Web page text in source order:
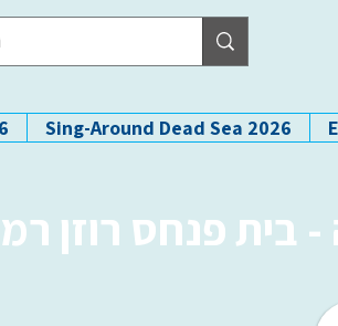
Sing-Around Dead Sea 2026
פנחס רוזן רמת גן